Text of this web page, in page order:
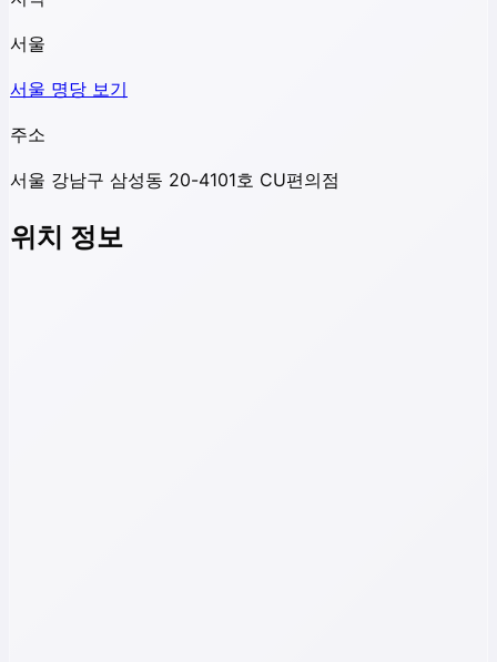
서울
서울 명당 보기
주소
서울 강남구 삼성동 20-4101호 CU편의점
위치 정보